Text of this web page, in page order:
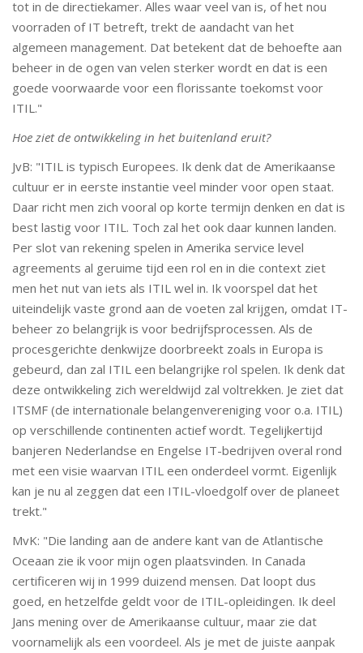
tot in de directiekamer. Alles waar veel van is, of het nou
voorraden of IT betreft, trekt de aandacht van het
algemeen management. Dat betekent dat de behoefte aan
beheer in de ogen van velen sterker wordt en dat is een
goede voorwaarde voor een florissante toekomst voor
ITIL."
Hoe ziet de ontwikkeling in het buitenland eruit?
JvB: "ITIL is typisch Europees. Ik denk dat de Amerikaanse
cultuur er in eerste instantie veel minder voor open staat.
Daar richt men zich vooral op korte termijn denken en dat is
best lastig voor ITIL. Toch zal het ook daar kunnen landen.
Per slot van rekening spelen in Amerika service level
agreements al geruime tijd een rol en in die context ziet
men het nut van iets als ITIL wel in. Ik voorspel dat het
uiteindelijk vaste grond aan de voeten zal krijgen, omdat IT-
beheer zo belangrijk is voor bedrijfsprocessen. Als de
procesgerichte denkwijze doorbreekt zoals in Europa is
gebeurd, dan zal ITIL een belangrijke rol spelen. Ik denk dat
deze ontwikkeling zich wereldwijd zal voltrekken. Je ziet dat
ITSMF (de internationale belangenvereniging voor o.a. ITIL)
op verschillende continenten actief wordt. Tegelijkertijd
banjeren Nederlandse en Engelse IT-bedrijven overal rond
met een visie waarvan ITIL een onderdeel vormt. Eigenlijk
kan je nu al zeggen dat een ITIL-vloedgolf over de planeet
trekt."
MvK: "Die landing aan de andere kant van de Atlantische
Oceaan zie ik voor mijn ogen plaatsvinden. In Canada
certificeren wij in 1999 duizend mensen. Dat loopt dus
goed, en hetzelfde geldt voor de ITIL-opleidingen. Ik deel
Jans mening over de Amerikaanse cultuur, maar zie dat
voornamelijk als een voordeel. Als je met de juiste aanpak